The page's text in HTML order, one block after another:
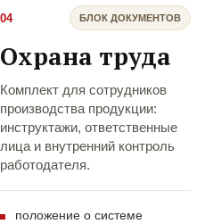
04 БЛОК ДОКУМЕНТОВ
Охрана труда
Комплект для сотрудников
производства продукции:
инструктажи, ответственные
лица и внутренний контроль
работодателя.
положение о системе